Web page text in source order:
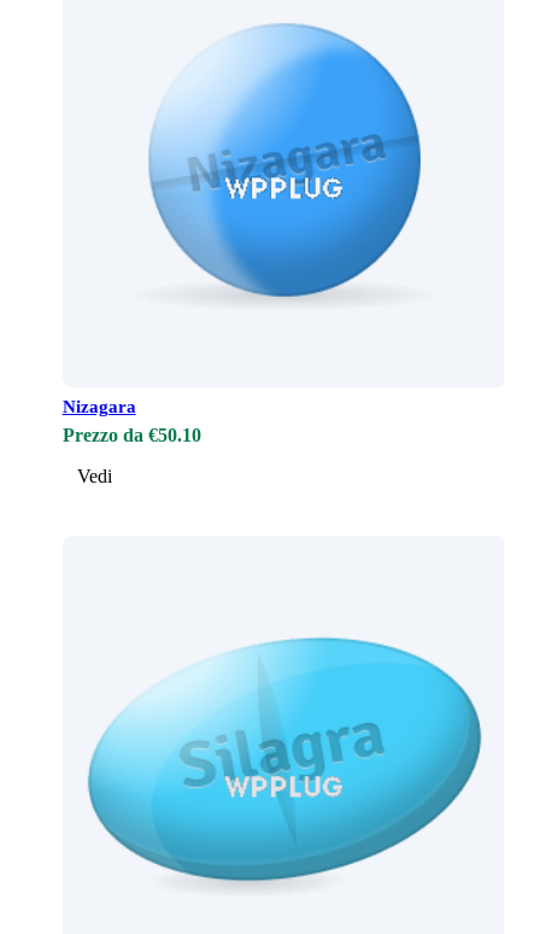
Nizagara
Prezzo da €50.10
Vedi